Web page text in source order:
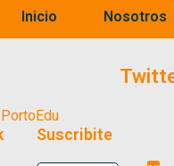
Inicio Nosotros
Suscribite